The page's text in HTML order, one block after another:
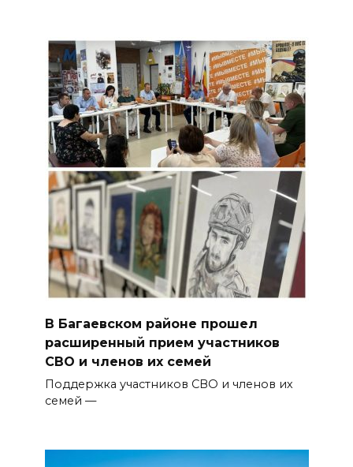
В Багаевском районе прошел
расширенный прием участников
СВО и членов их семей
Поддержка участников СВО и членов их
семей —